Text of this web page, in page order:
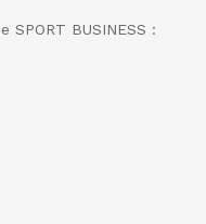
BUSINESS :